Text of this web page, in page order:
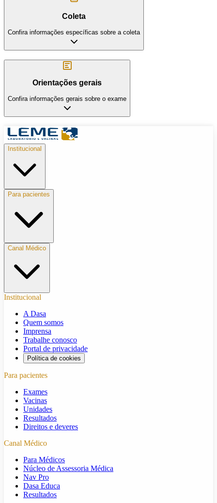
Coleta
Confira informações específicas sobre a coleta
Orientações gerais
Confira informações gerais sobre o exame
Institucional
Para pacientes
Canal Médico
Institucional
A Dasa
Quem somos
Imprensa
Trabalhe conosco
Portal de privacidade
Política de cookies
Para pacientes
Exames
Vacinas
Unidades
Resultados
Direitos e deveres
Canal Médico
Para Médicos
Núcleo de Assessoria Médica
Nav Pro
Dasa Educa
Resultados